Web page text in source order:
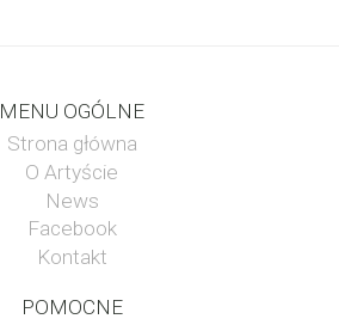
MENU OGÓLNE
Strona główna
O Artyście
News
Facebook
Kontakt
POMOCNE